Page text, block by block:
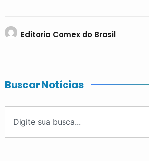
Editoria Comex do Brasil
Buscar Notícias